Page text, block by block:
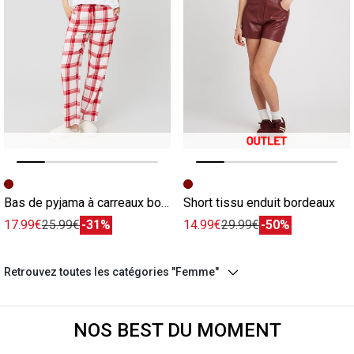
Image précédente
Image suivante
Bas de pyjama à carreaux bordeaux
17.99€25.99€-31%
Image précédente
Image suivante
Short tissu enduit bordeaux
14.99€29.99€-50%
Retrouvez toutes les catégories "Femme"
NOS BEST DU MOMENT